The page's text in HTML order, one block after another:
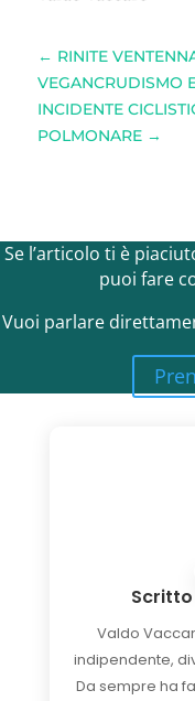
← RINITE
VEGANCRUDISMO
INCIDENTE
POLMONARE→
Se l’articolo ti è
puoi fare
Vuoi parlare
Valdo
indipendente,
Da sempre ha